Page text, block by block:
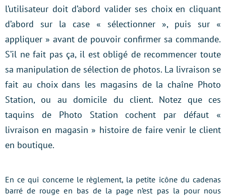
l’utilisateur doit d’abord valider ses choix en cliquant
d’abord sur la case « sélectionner », puis sur «
appliquer » avant de pouvoir confirmer sa commande.
S’il ne fait pas ça, il est obligé de recommencer toute
sa manipulation de sélection de photos. La livraison se
fait au choix dans les magasins de la chaîne Photo
Station, ou au domicile du client. Notez que ces
taquins de Photo Station cochent par défaut «
livraison en magasin » histoire de faire venir le client
en boutique.
En ce qui concerne le règlement, la petite icône du cadenas
barré de rouge en bas de la page n’est pas la pour nous